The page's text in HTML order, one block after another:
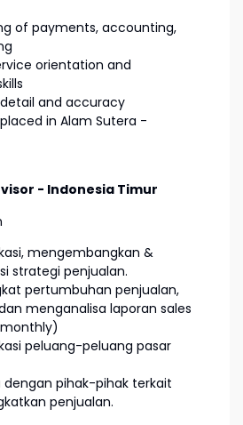
of payments, accounting,
orientation and
and accuracy
in Alam Sutera -
- Indonesia Timur
mengembangkan &
strategi penjualan.
pertumbuhan penjualan,
menganalisa laporan sales
peluang-peluang pasar
dengan pihak-pihak terkait
penjualan.